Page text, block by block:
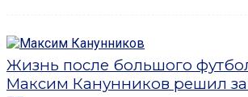
Жизнь после большого
Максим Канунников решил